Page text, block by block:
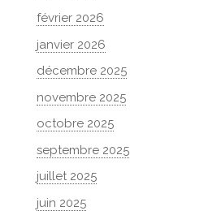
février 2026
janvier 2026
décembre 2025
novembre 2025
octobre 2025
septembre 2025
juillet 2025
juin 2025